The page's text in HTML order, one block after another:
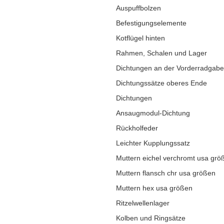
Auspuffbolzen
Befestigungselemente
Kotflügel hinten
Rahmen, Schalen und Lager
Dichtungen an der
Dichtungssätze oberes Ende
Dichtungen
Ansaugmodul-Dichtung
Rückholfeder
Leichter Kupplungssatz
Muttern eichel verchromt usa
Muttern flansch chr usa größen
Muttern hex usa größen
Ritzelwellenlager
Kolben und Ringsätze